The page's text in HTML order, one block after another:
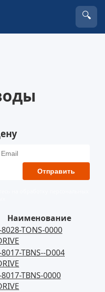
🔍
Отправить
Наименование
TONS-0000
TBNS--D004
TBNS-0000